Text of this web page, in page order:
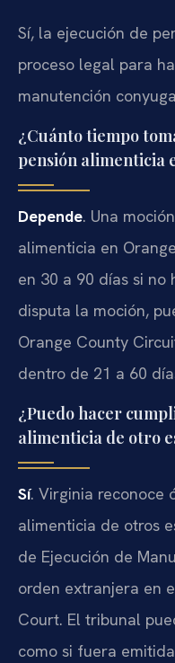
Sí, la ejecución de
proceso legal para
manutención
¿Cuánto tiempo
pensión alimenticia
Depende. Una
alimenticia en
en 30 a 90 días si no
disputa la moción,
Orange County
dentro de 21 a 60
¿Puedo hacer
alimenticia de otro
Sí. Virginia reconoce
alimenticia de otros
de Ejecución de
orden extranjera en
Court. El tribunal
como si fuera